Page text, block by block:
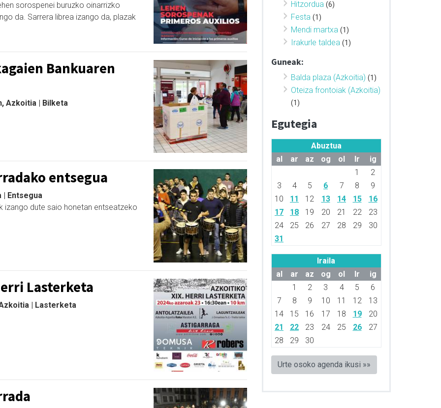
sorospenei buruzko oinarrizko
da. Sarrera librea izango da, plazak
Bankuaren
Azkoitia | Bilketa
entsegua
| Entsegua
izango dute saio honetan entseatzeko
Lasterketa
| Lasterketa
Hitzordua (6)
Festa (1)
Mendi martxa (1)
Irakurle taldea (1)
Guneak:
Balda plaza (Azkoitia) (1)
Oteiza frontoiak (Azkoitia)
(1)
Egutegia
Abuztua
al
ar az og ol lr
ig
1
2
3
4 5 6 7 8
9
10
11 12 13 14 15
16
17
18 19 20 21 22
23
24
25 26 27 28 29
30
31
Iraila
al
ar az og ol lr
ig
1
2 3 4 5
6
7
8 9 10 11 12
13
14
15 16 17 18 19
20
21
22 23 24 25 26
27
28
29 30
Urte osoko agenda ikusi »»